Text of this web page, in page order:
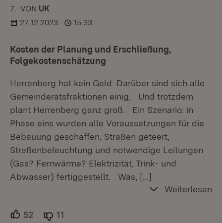
7. KOMMENTAR
VON :UK
27.12.2023
15:33
Kosten der Planung und Erschließung,
Folgekostenschätzung
Herrenberg hat kein Geld. Darüber sind sich alle
Gemeinderatsfraktionen einig, Und trotzdem
plant Herrenberg ganz groß. Ein Szenario: in
Phase eins wurden alle Voraussetzungen für die
Bebauung geschaffen, Straßen geteert,
Straßenbeleuchtung und notwendige Leitungen
(Gas? Fernwärme? Elektrizität, Trink- und
Abwasser) fertiggestellt. Was,
[…]
Weiterlesen
52 Unterstützer.
11